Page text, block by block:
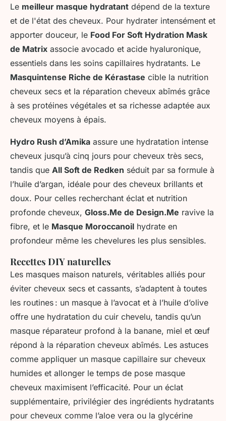
Le meilleur masque hydratant dépend de la texture
et de l'état des cheveux. Pour hydrater intensément et
apporter douceur, le Food For Soft Hydration Mask
de Matrix associe avocado et acide hyaluronique,
essentiels dans les soins capillaires hydratants. Le
Masquintense Riche de Kérastase cible la nutrition
cheveux secs et la réparation cheveux abîmés grâce
à ses protéines végétales et sa richesse adaptée aux
cheveux moyens à épais.
Hydro Rush d’Amika assure une hydratation intense
cheveux jusqu’à cinq jours pour cheveux très secs,
tandis que All Soft de Redken séduit par sa formule à
l’huile d’argan, idéale pour des cheveux brillants et
doux. Pour celles recherchant éclat et nutrition
profonde cheveux, Gloss.Me de Design.Me ravive la
fibre, et le Masque Moroccanoil hydrate en
profondeur même les chevelures les plus sensibles.
Recettes DIY naturelles
Les masques maison naturels, véritables alliés pour
éviter cheveux secs et cassants, s’adaptent à toutes
les routines : un masque à l’avocat et à l’huile d’olive
offre une hydratation du cuir chevelu, tandis qu’un
masque réparateur profond à la banane, miel et œuf
répond à la réparation cheveux abîmés. Les astuces
comme appliquer un masque capillaire sur cheveux
humides et allonger le temps de pose masque
cheveux maximisent l’efficacité. Pour un éclat
supplémentaire, privilégier des ingrédients hydratants
pour cheveux comme l’aloe vera ou la glycérine